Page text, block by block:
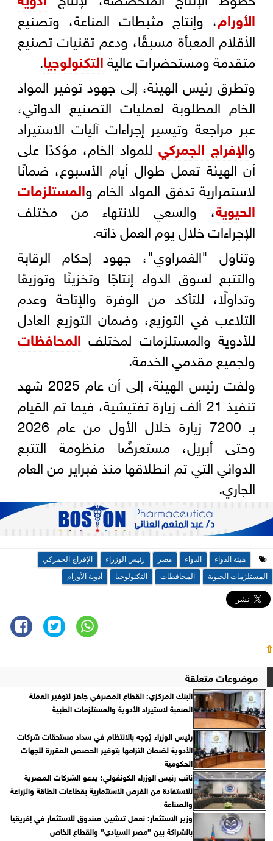
الأورام، وإنتاج مثبطات المناعة، وتصنيع
الأقلام المعبأة مسبقًا، ودعم تقنيات تصنيع
متقدمة ومستحضرات عاليةالتكنولوجيا.
وتطرق رئيس الهيئة، إلى جهود توفير المواد
الخام المطلوبة لعمليات التصنيع الدوائي،
عبر مراجعة وتيسير إجراءات آليات الاستيراد
والإفراج الجمركيللمواد الخام، مؤكدًا على
أن الهيئة تعمل طوال أيام الأسبوع، ضمانًا
لاستمرارية تدفق المواد الخام والمستلزمات
الحيوية، والسعي للانتهاء من مختلف
الإجراءات خلال يوم العمل ذاته.
وتناول "الغمراوي"، جهود إحكام الرقابة
والتتبع لسوق الدواء إنتاجًا وتخزينًا وتوزيعًا
وتداولًا، للتأكد من الوفرة والإتاحة وعدم
التلاعب في التوزيع، وضمان التوزيع العادل
للأدوية والمستلزمات لمختلف المحافظات
ولجميع مقدمي الخدمة.
ولفت رئيس الهيئة، إلى أن عام 2025 شهد
تنفيذ 21 ألف زيارة تفتيشية، فيما تم القيام
بـ 7200 زيارة خلال الأول من عام 2026
وحتى أبريل، مستعرضًا منظومة التتبع
الدوائي التي تم انطلاقها منذ فبراير من العام
الجاري.
هيئة الدواء الدواء مصر رئيس الوزراء
الإفراج الجمركي
المستلزمات الحيوية
المحافظات التكنولوجيا أدوية الأورام
⇧
موضوعات متعلقة
البنك المركزي: القطاع المصرفي جاهز لتوفير العملة
الصعبة لاستيراد الأدوية والمستلزمات الطبية
رئيس الوزراء يُوجه بالانتظام في سداد مستحقات شركات
الأدوية لضمان التزامها بتوفير الحصص المقررة للجهات
الحكومية
نائب رئيس الوزراء الكونغولي: يدعو الشركات المصرية
للاستفادة من الفرص الاستثمارية بقطاعات الطاقة والزراعة
والصناعة
وزير الاستثمار: نعمل تدشين صندوق للاستثمار في إفريقيا
بالشراكة بين ”مصر السيادي” والقطاع الخاص